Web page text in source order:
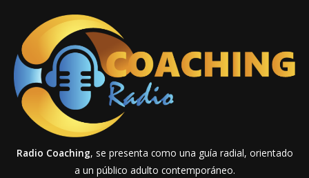
Radio Coaching, se presenta como una guía radial, orientado
a un público adulto contemporáneo.